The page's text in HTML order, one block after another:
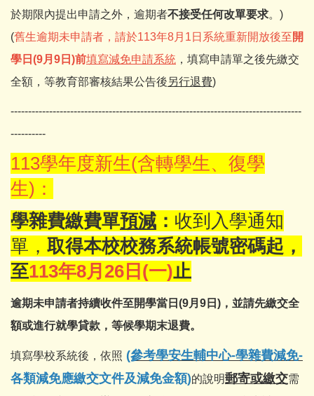
於期限內提出申請之外，逾期者不接受任何改單要求。)
(舊生逾期未申請者，請於113年8月1日系統重新開放後至開
學日(9月9日)前填寫減免申請系統 ，填寫申請單之後先繳交
全額，等教育部審核結果公告後另行退費)
-----------------------------------------------------------------------------------
----------
113學年度新生(含轉學生、復學
生)：
學雜費繳費單預減 ： 收到入學通知
單， 取得本校校務系統帳號密碼起，
至113年8月26日(一)止
逾期未申請者持續收件至開學當日(9月9日)，並請先繳交全
額或進行就學貸款，等候學期末退費。
填寫學校系統後，依照 (參考學安生輔中心-學雜費減免-
各類減免應繳交文件及減免金額)的說明郵寄或繳交需